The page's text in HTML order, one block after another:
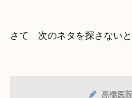
さて　次のネタを探さないと
高橋医